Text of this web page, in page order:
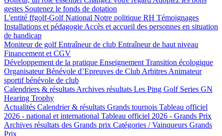
gestes Soutenez le fonds de dotation
L'entité ffgolf-Golf National Notre politique RH Témoignages
Installations et pédagogie Accès et accueil des personnes en situation
de handicap
Moniteur de golfEntraîneur de club Entraîneur de haut niveau
Financement et CGV
Développement de la pratique Enseignement Transition écologique
Organisateur Bénévole d’Epreuves de Club Arbitres Animateur
sportif bénévole de club
Calendriers & résultats Archives résultats Les Ping Golf Series GN
Hearing Trophy
Actualités Calendrier & résultats Grands tournois Tableau officiel
2026 - national et international Tableau officiel 2026 - Grands Prix
Archives résultats des Grands prix Catégories / Vainqueurs Grands
Prix